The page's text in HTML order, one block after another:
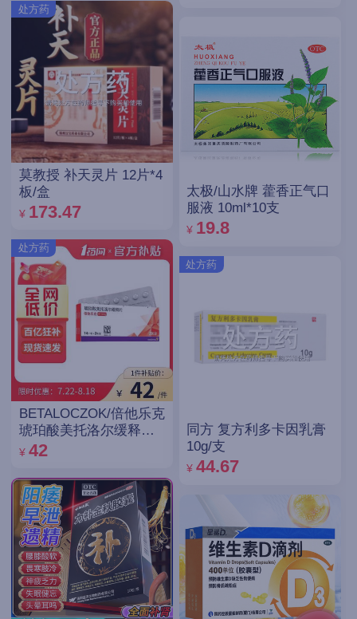
处方药
莫教授 补天灵片 12片*4
板/盒
¥ 173.47
处方药
BETALOCZOK/倍他乐克
琥珀酸美托洛尔缓释片
47.5mg*14片*2板
¥ 42
太极/山水牌 藿香正气口
服液 10ml*10支
¥ 19.8
处方药
同方 复方利多卡因乳膏
10g/支
¥ 44.67